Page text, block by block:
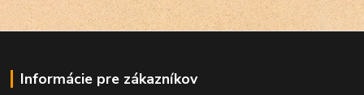
Informácie pre zákazníkov